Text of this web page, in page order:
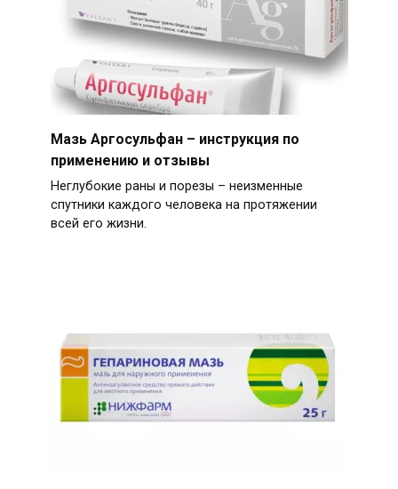
Мазь Аргосульфан – инструкция по
применению и отзывы
Неглубокие раны и порезы – неизменные
спутники каждого человека на протяжении
всей его жизни.